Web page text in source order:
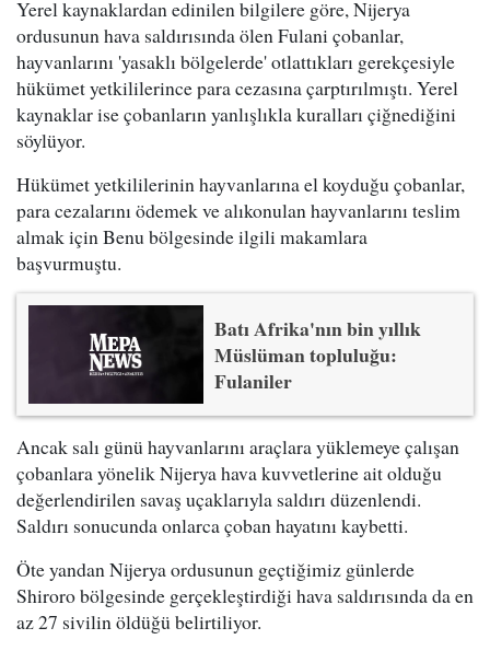
Yerel kaynaklardan edinilen bilgilere göre, Nijerya
ordusunun hava saldırısında ölen Fulani çobanlar,
hayvanlarını 'yasaklı bölgelerde' otlattıkları gerekçesiyle
hükümet yetkililerince para cezasına çarptırılmıştı. Yerel
kaynaklar ise çobanların yanlışlıkla kuralları çiğnediğini
söylüyor.
Hükümet yetkililerinin hayvanlarına el koyduğu çobanlar,
para cezalarını ödemek ve alıkonulan hayvanlarını teslim
almak için Benu bölgesinde ilgili makamlara
başvurmuştu.
Batı Afrika'nın bin yıllık
Müslüman topluluğu:
Fulaniler
Ancak salı günü hayvanlarını araçlara yüklemeye çalışan
çobanlara yönelik Nijerya hava kuvvetlerine ait olduğu
değerlendirilen savaş uçaklarıyla saldırı düzenlendi.
Saldırı sonucunda onlarca çoban hayatını kaybetti.
Öte yandan Nijerya ordusunun geçtiğimiz günlerde
Shiroro bölgesinde gerçekleştirdiği hava saldırısında da en
az 27 sivilin öldüğü belirtiliyor.